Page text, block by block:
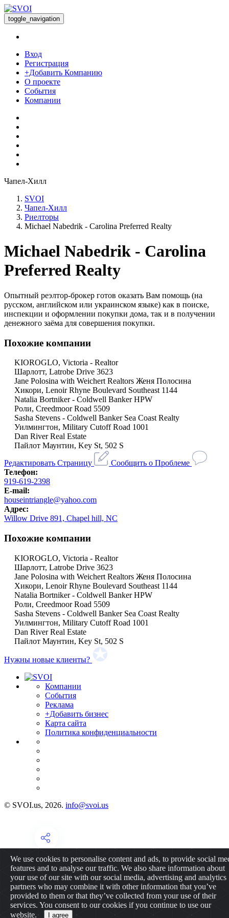
toggle_navigation
Вход
Регистрация
+Добавить Компанию
О проекте
События
Компании
Чапел-Хилл
SVOI
Чапел-Хилл
Риелторы
Michael Nabedrik - Carolina Preferred Realty
Michael Nabedrik - Carolina
Preferred Realty
Опытный реэлтор-брокер готов оказать Вам помощь (на
русском, английском или украинском языке) как в поиске,
инспекции и оформлении покупки дома, так и в получении
денежного заёма для совершения покупки.
Похожие компании
KIOROGLO, Victoria - Realtor
Шарлотт, Latrobe Drive 3623
Jane Polosina with Weichert Realtors Женя Полосина
Хикори, Lenoir Rhyne Boulevard Southeast 1144
Natalia Bortniker - Coldwell Banker HPW
Роли, Creedmoor Road 5509
Sasha Stevens - Coldwell Banker Sea Coast Realty
Уилмингтон, Military Cutoff Road 1001
Dan River Real Estate
Пайлот Маунтин, Key St, 502 S
Редактировать Страницу
Сообщить о Проблеме
Телефон:
919-619-2398
E-mail:
houseintriangle@yahoo.com
Адрес:
Willow Drive 891, Chapel hill, NC
Похожие компании
KIOROGLO, Victoria - Realtor
Шарлотт, Latrobe Drive 3623
Jane Polosina with Weichert Realtors Женя Полосина
Хикори, Lenoir Rhyne Boulevard Southeast 1144
Natalia Bortniker - Coldwell Banker HPW
Роли, Creedmoor Road 5509
Sasha Stevens - Coldwell Banker Sea Coast Realty
Уилмингтон, Military Cutoff Road 1001
Dan River Real Estate
Пайлот Маунтин, Key St, 502 S
Нужны новые клиенты?
Компании
События
Реклама
+Добавить бизнес
Карта сайта
Политика конфиденциальности
© SVOI.us, 2026. info@svoi.us
We use cookies to personalise content and ads, to provide social
features and to analyse our traffic. We also share information about
your use of our site with our social media, advertising and analytics
partners who may combine it with other information that you’ve
provided to them or that they’ve collected from your use of their
services. You consent to our cookies if you continue to use our
website.
I agree